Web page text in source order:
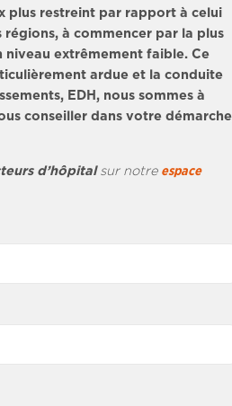
plus restreint par rapport à celui
à commencer par la plus
extrêmement faible. Ce
ardue et la conduite
EDH, nous sommes à
conseiller dans votre
d’hôpitalsur notre espace